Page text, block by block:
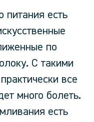
питания есть
по
С такими
все
много болеть.
есть